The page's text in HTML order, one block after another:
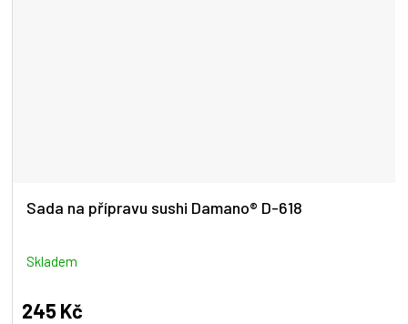
Sada na přípravu sushi Damano® D-618
Skladem
245 Kč